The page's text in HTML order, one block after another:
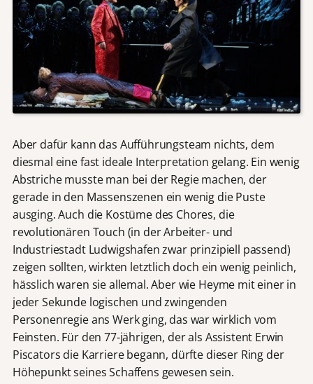
Aber dafür kann das Aufführungsteam nichts, dem
diesmal eine fast ideale Interpretation gelang. Ein wenig
Abstriche musste man bei der Regie machen, der
gerade in den Massenszenen ein wenig die Puste
ausging. Auch die Kostüme des Chores, die
revolutionären Touch (in der Arbeiter- und
Industriestadt Ludwigshafen zwar prinzipiell passend)
zeigen sollten, wirkten letztlich doch ein wenig peinlich,
hässlich waren sie allemal. Aber wie Heyme mit einer in
jeder Sekunde logischen und zwingenden
Personenregie ans Werk ging, das war wirklich vom
Feinsten. Für den 77-jährigen, der als Assistent Erwin
Piscators die Karriere begann, dürfte dieser Ring der
Höhepunkt seines Schaffens gewesen sein.